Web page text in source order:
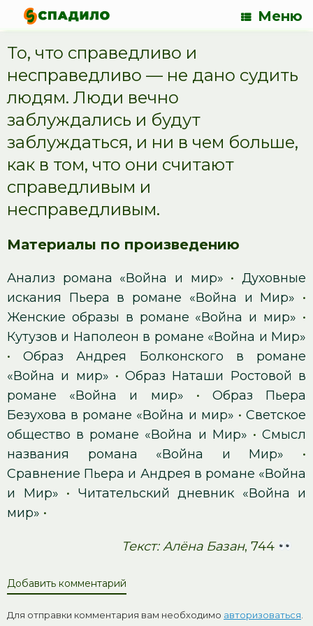
Меню
То, что справедливо и
несправедливо — не дано судить
людям. Люди вечно
заблуждались и будут
заблуждаться, и ни в чем больше,
как в том, что они считают
справедливым и
несправедливым.
Материалы по произведению
Анализ романа «Война и мир» •Духовные
искания Пьера в романе «Война и Мир» •
Женские образы в романе «Война и мир» •
Кутузов и Наполеон в романе «Война и Мир»
•Образ Андрея Болконского в романе
«Война и мир» •Образ Наташи Ростовой в
романе «Война и мир» • Образ Пьера
Безухова в романе «Война и мир» •Светское
общество в романе «Война и Мир» •Смысл
названия романа «Война и Мир» •
Сравнение Пьера и Андрея в романе «Война
и Мир» • Читательский дневник «Война и
мир» •
Текст: Алёна Базан, 744
Добавить комментарий
Для отправки комментария вам необходимо авторизоваться